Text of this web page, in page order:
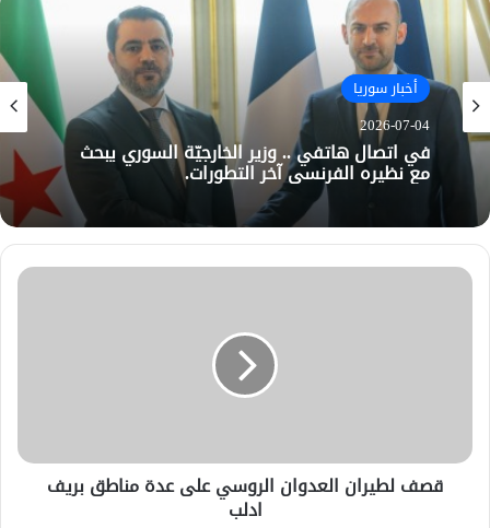
أخبار سوريا
2026-07-04
في اتصال هاتفي .. وزير الخارجيّة السوري يبحث
مع نظيره الفرنسي آخر التطورات.
قصف لطيران العدوان الروسي على عدة مناطق بريف
ادلب